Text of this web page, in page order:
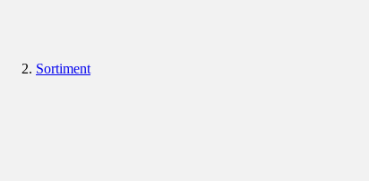
Sortiment